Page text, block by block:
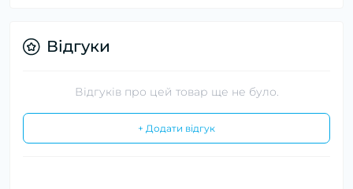
Відгуки
Відгуків про цей товар ще не було.
+ Додати відгук